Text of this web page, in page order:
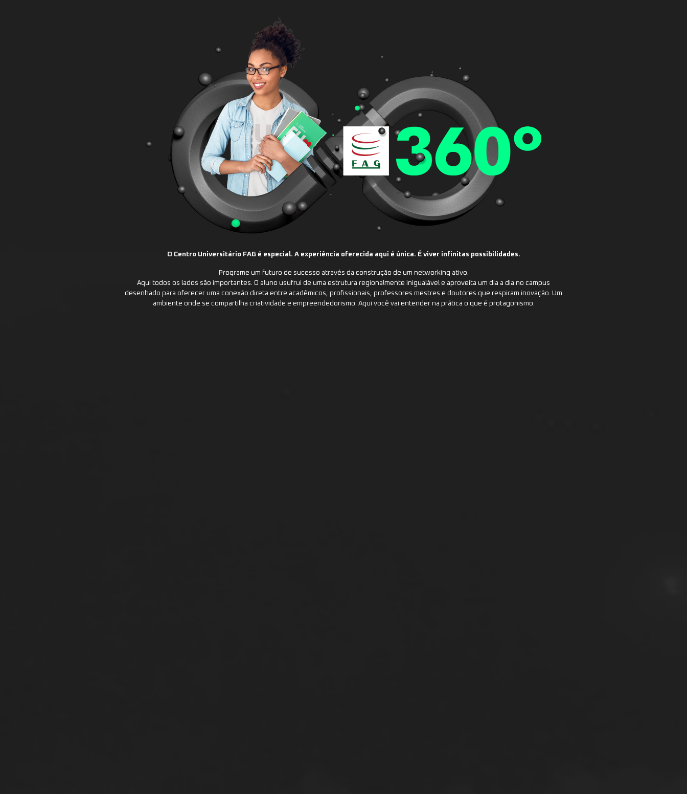
O Centro Universitário FAG é especial. A experiência oferecida aqui é única. É viver infinitas possibilidades.
Programe um futuro de sucesso através da construção de um networking ativo.
Aqui todos os lados são importantes. O aluno usufrui de uma estrutura regionalmente inigualável e aproveita um dia a dia no campus
desenhado para oferecer uma conexão direta entre acadêmicos, profissionais, professores mestres e doutores que respiram inovação. Um
ambiente onde se compartilha criatividade e empreendedorismo. Aqui você vai entender na prática o que é protagonismo.